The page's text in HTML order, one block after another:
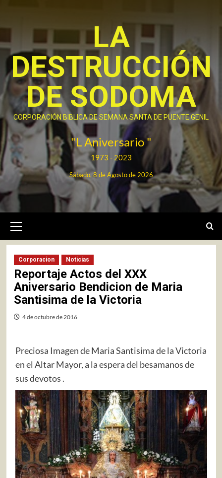
contenido
LA
DESTRUCCIÓN
DE SODOMA
CORPORACIÓN BIBLICA DE SEMANA SANTA DE PUENTE GENIL
"L Aniversario "
1973 - 2023
Sábado, 8 de Agosto de 2026
primario
Corporacion Noticias
Reportaje Actos del XXX
Aniversario Bendicion de Maria
Santisima de la Victoria
4 de octubre de 2016
Preciosa Imagen de Maria Santisima de la Victoria
en el Altar Mayor, a la espera del besamanos de
sus devotos .